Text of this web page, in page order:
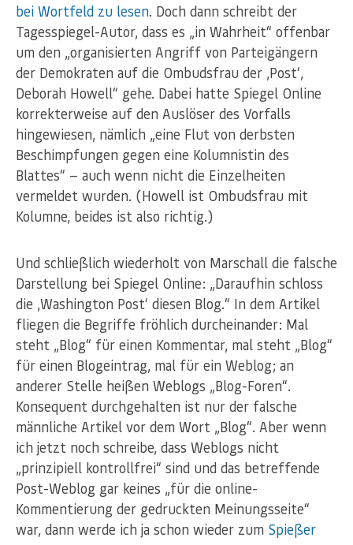
bei Wortfeld zu lesen. Doch dann schreibt der
Tagesspiegel-Autor, dass es „in Wahrheit“ offenbar
um den „organisierten Angriff von Parteigängern
der Demokraten auf die Ombudsfrau der ‚Post‘,
Deborah Howell“ gehe. Dabei hatte Spiegel Online
korrekterweise auf den Auslöser des Vorfalls
hingewiesen, nämlich „eine Flut von derbsten
Beschimpfungen gegen eine Kolumnistin des
Blattes“ — auch wenn nicht die Einzelheiten
vermeldet wurden. (Howell ist Ombudsfrau mit
Kolumne, beides ist also richtig.)
Und schließlich wiederholt von Marschall die falsche
Darstellung bei Spiegel Online: „Daraufhin schloss
die ‚Washington Post‘ diesen Blog.“ In dem Artikel
fliegen die Begriffe fröhlich durcheinander: Mal
steht „Blog“ für einen Kommentar, mal steht „Blog“
für einen Blogeintrag, mal für ein Weblog; an
anderer Stelle heißen Weblogs „Blog-Foren“.
Konsequent durchgehalten ist nur der falsche
männliche Artikel vor dem Wort „Blog“. Aber wenn
ich jetzt noch schreibe, dass Weblogs nicht
„prinzipiell kontrollfrei“ sind und das betreffende
Post-Weblog gar keines „für die online-
Kommentierung der gedruckten Meinungsseite“
war, dann werde ich ja schon wieder zum Spießer